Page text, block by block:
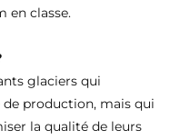
en classe.
glaciers qui
de production, mais qui
la qualité de leurs